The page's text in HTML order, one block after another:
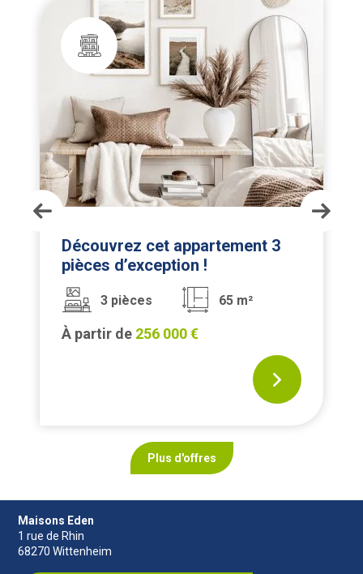
Découvrez cet appartement 3
pièces d’exception !
3 pièces 65 m²
À partir de 256 000 €
Plus d'offres
Maisons Eden
1 rue de Rhin
68270 Wittenheim